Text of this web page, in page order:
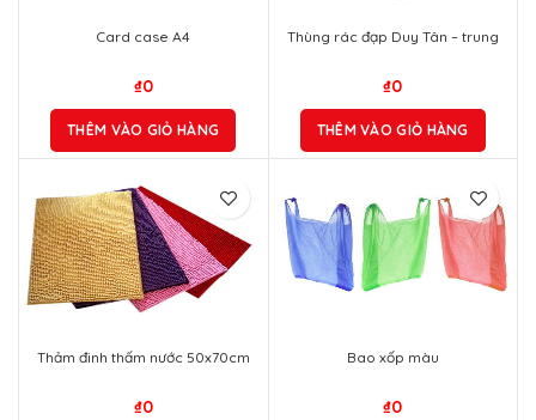
Card case A4
₫0
THÊM VÀO GIỎ HÀNG
Thùng rác đạp Duy Tân – trung
₫0
THÊM VÀO GIỎ HÀNG
Thảm đinh thấm nước 50x70cm
₫0
Bao xốp màu
₫0